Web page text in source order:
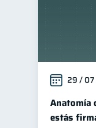
Salud
Retiro
Gasto
29 /
Anatomía
estás